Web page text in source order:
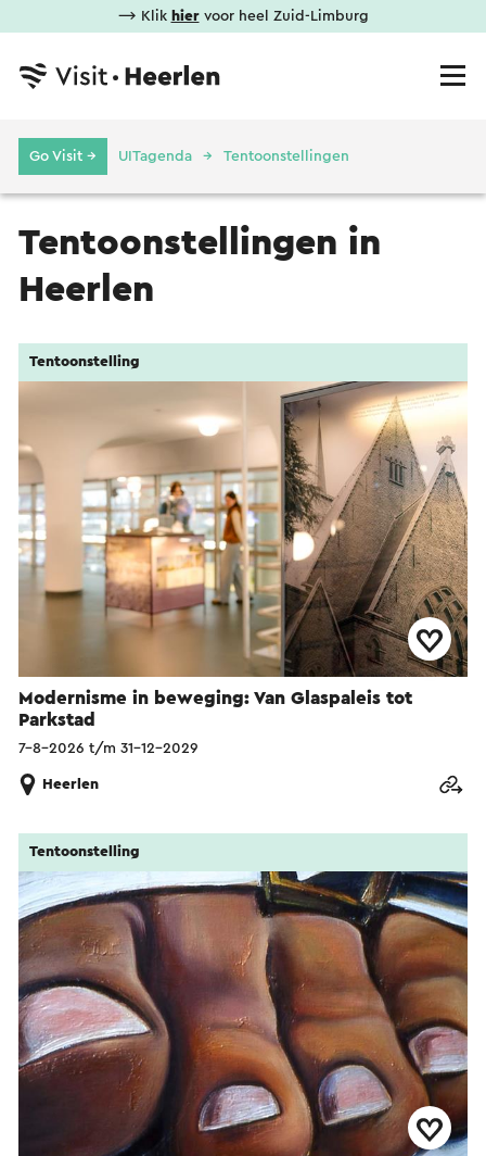
⟶ Klik hiervoor heel Zuid-Limburg
Go Visit → UITagenda Tentoonstellingen
Tentoonstellingen in
Heerlen
Modernisme in beweging: Van Glaspaleis tot
Parkstad
Tentoonstelling
7-8-2026 t/m 31-12-2029
Heerlen
Tentoonstelling